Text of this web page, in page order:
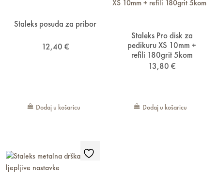
Staleks posuda za pribor
12,40 €
Dodaj u košaricu
Staleks Pro disk za
pedikuru XS 10mm +
refili 180grit 5kom
13,80 €
Dodaj u košaricu